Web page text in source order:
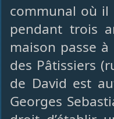
communal où
pendant trois
maison passe
des Pâtissiers
de David est
Georges